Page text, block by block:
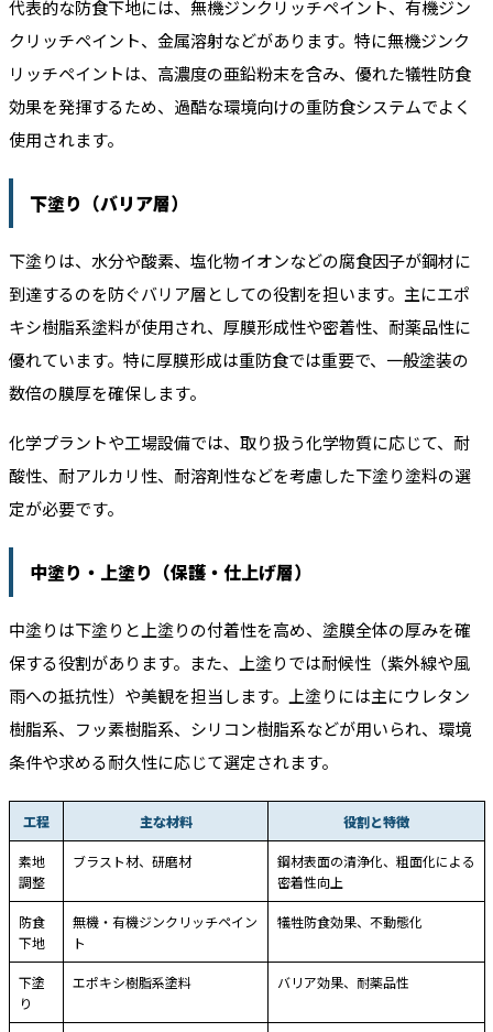
代表的な防食下地には、無機ジンクリッチペイント、有機ジン
クリッチペイント、金属溶射などがあります。特に無機ジンク
リッチペイントは、高濃度の亜鉛粉末を含み、優れた犠牲防食
効果を発揮するため、過酷な環境向けの重防食システムでよく
使用されます。
下塗り（バリア層）
下塗りは、水分や酸素、塩化物イオンなどの腐食因子が鋼材に
到達するのを防ぐバリア層としての役割を担います。主にエポ
キシ樹脂系塗料が使用され、厚膜形成性や密着性、耐薬品性に
優れています。特に厚膜形成は重防食では重要で、一般塗装の
数倍の膜厚を確保します。
化学プラントや工場設備では、取り扱う化学物質に応じて、耐
酸性、耐アルカリ性、耐溶剤性などを考慮した下塗り塗料の選
定が必要です。
中塗り・上塗り（保護・仕上げ層）
中塗りは下塗りと上塗りの付着性を高め、塗膜全体の厚みを確
保する役割があります。また、上塗りでは耐候性（紫外線や風
雨への抵抗性）や美観を担当します。上塗りには主にウレタン
樹脂系、フッ素樹脂系、シリコン樹脂系などが用いられ、環境
条件や求める耐久性に応じて選定されます。
工程 主な材料 役割と特徴
素地
調整
ブラスト材、研磨材
鋼材表面の清浄化、粗面化による
密着性向上
防食
下地
無機・有機ジンクリッチペイン
ト
犠牲防食効果、不動態化
下塗
り
エポキシ樹脂系塗料 バリア効果、耐薬品性